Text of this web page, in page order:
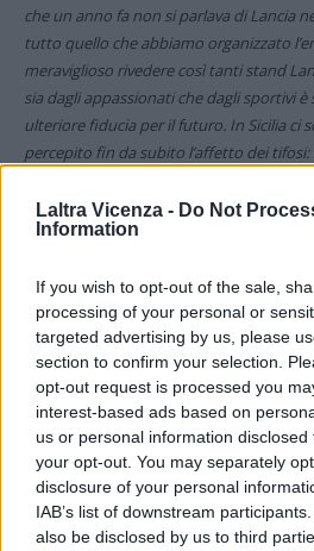
Laltra Vicenza - Do Not
Information
If you wish to opt-out of the sale,
processing of your personal or
targeted advertising by us, please
section to confirm your selection.
opt-out request is processed you
interest-based ads based on
us or personal information
your opt-out. You may separately
disclosure of your personal
IAB’s list of downstream
also be disclosed by us to third
che un anno fa non si parlava di Lancia
tutto quello che abbiamo organizzato
meraviglioso rivedere così tanti stand
sia dagli appassionati che dagli sportivi
ulteriore fiducia per il futuro. In Sicilia ci
percepito fin da subito l’affetto dei
i giovani piloti”.
mio compito è valutare chi ha il
futuro di Lancia nelle corse. Se anche i
dimostrano competitivi e maturi non
d’occhio: oltre alla velocità e al talento
dimostrare voglia di imparare e
foto: xd8/Italpress
(ITALPRESS).